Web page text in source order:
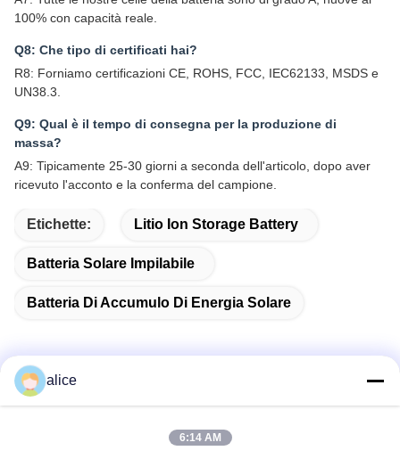
100% con capacità reale.
Q8: Che tipo di certificati hai?
R8: Forniamo certificazioni CE, ROHS, FCC, IEC62133, MSDS e
UN38.3.
Q9: Qual è il tempo di consegna per la produzione di
massa?
A9: Tipicamente 25-30 giorni a seconda dell'articolo, dopo aver
ricevuto l'acconto e la conferma del campione.
Etichette: Litio Ion Storage Battery
Batteria Solare Impilabile
Batteria Di Accumulo Di Energia Solare
alice
6:14 AM